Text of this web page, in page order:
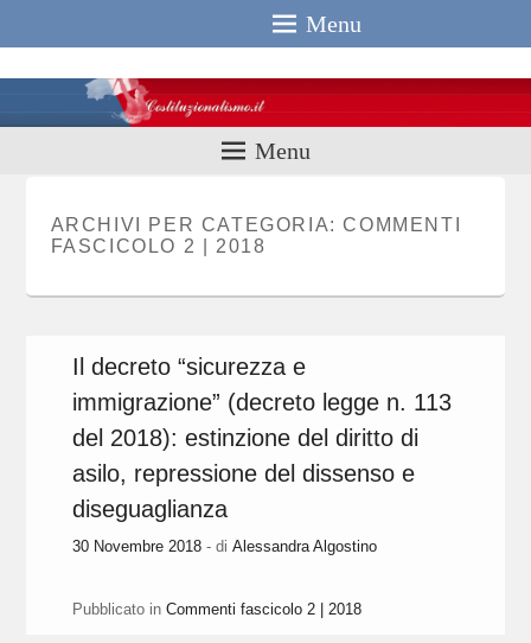
Menu
Menu
ARCHIVI PER CATEGORIA:COMMENTI
FASCICOLO 2 | 2018
Il decreto “sicurezza e
immigrazione” (decreto legge n. 113
del 2018): estinzione del diritto di
asilo, repressione del dissenso e
diseguaglianza
30 Novembre 2018 - di Alessandra Algostino
Pubblicato in Commenti fascicolo 2 | 2018